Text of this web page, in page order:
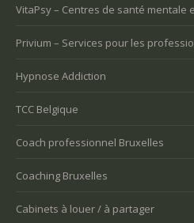
VitaPsy – Centres de santé mentale
Privium – Services pour les
Hypnose Addiction
TCC Belgique
Coach professionnel Bruxelles
Coaching Bruxelles
Cabinets à louer / à partager